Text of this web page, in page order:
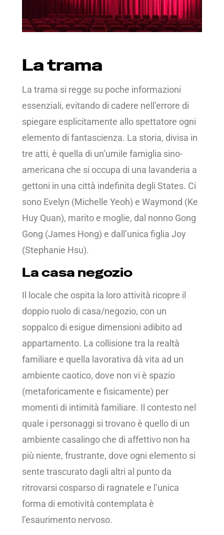
La trama
La trama si regge su poche informazioni
essenziali, evitando di cadere nell’errore di
spiegare esplicitamente allo spettatore ogni
elemento di fantascienza. La storia, divisa in
tre atti, è quella di un’umile famiglia sino-
americana che si occupa di una lavanderia a
gettoni in una città indefinita degli States. Ci
sono Evelyn (Michelle Yeoh) e Waymond (Ke
Huy Quan), marito e moglie, dal nonno Gong
Gong (James Hong) e dall’unica figlia Joy
(Stephanie Hsu).
La casa negozio
Il locale che ospita la loro attività ricopre il
doppio ruolo di casa/negozio, con un
soppalco di esigue dimensioni adibito ad
appartamento. La collisione tra la realtà
familiare e quella lavorativa dà vita ad un
ambiente caotico, dove non vi è spazio
(metaforicamente e fisicamente) per
momenti di intimità familiare. Il contesto nel
quale i personaggi si trovano è quello di un
ambiente casalingo che di affettivo non ha
più niente, frustrante, dove ogni elemento si
sente trascurato dagli altri al punto da
ritrovarsi cosparso di ragnatele e l’unica
forma di emotività contemplata è
l’esaurimento nervoso.